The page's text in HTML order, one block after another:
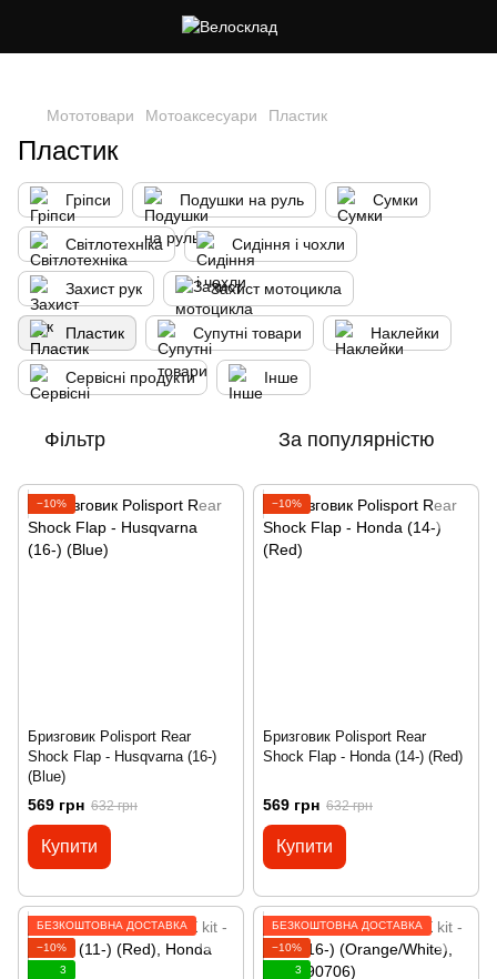
Мототовари Мотоаксесуари Пластик
Пластик
Гріпси Подушки на руль Сумки
Світлотехніка Сидіння і чохли
Захист рук Захист мотоцикла
Пластик Супутні товари Наклейки
Сервісні продукти Інше
Фільтр За популярністю
−10%
Бризговик Polisport Rear
Shock Flap - Husqvarna (16-)
(Blue)
569 грн 632 грн
Купити
−10%
Бризговик Polisport Rear
Shock Flap - Honda (14-) (Red)
569 грн 632 грн
Купити
БЕЗКОШТОВНА ДОСТАВКА
−10%
3
БЕЗКОШТОВНА ДОСТАВКА
−10%
3